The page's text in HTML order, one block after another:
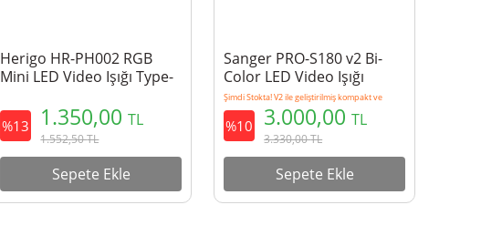
Herigo HR-PH002 RGB
Mini LED Video Işığı Type-
%13 1.350,00TL
1.552,50TL
Sepete Ekle
Sanger PRO-S180 v2 Bi-
Color LED Video Işığı
Şimdi Stokta! V2 ile geliştirilmiş kompakt ve
profesyonel stüdyo/dış çekim aydınlatması
%10 3.000,00TL
3.330,00TL
Sepete Ekle